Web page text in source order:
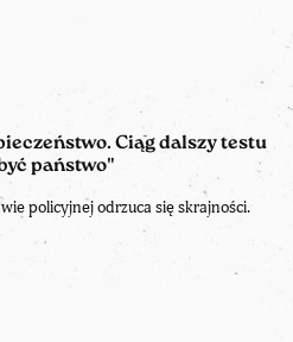
Ciąg dalszy testu
państwo"
policyjnej odrzuca się skrajności.